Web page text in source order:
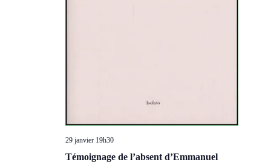
Témoignage de l’absent d’Emmanuel
29 janvier 19h30